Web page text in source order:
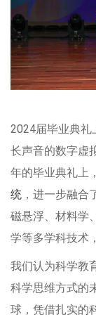
2024届毕业典礼
长声音的数字虚
年的毕业典礼上
统 ，进一步融合
磁悬浮、材料学
学等多学科技术
我们认为科学教
科学思维方式的
球，凭借扎实的